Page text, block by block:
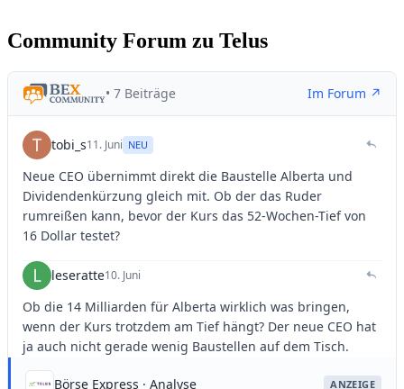
Community Forum zu Telus